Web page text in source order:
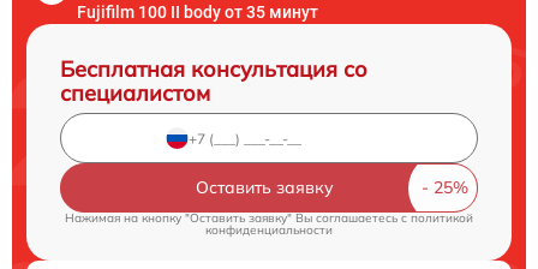
Fujifilm 100 II body от 35 минут
Бесплатная консультация со
специалистом
Оставить заявку
Нажимая на кнопку "Оставить заявку" Вы соглашаетесь c политикой
конфиденциальности